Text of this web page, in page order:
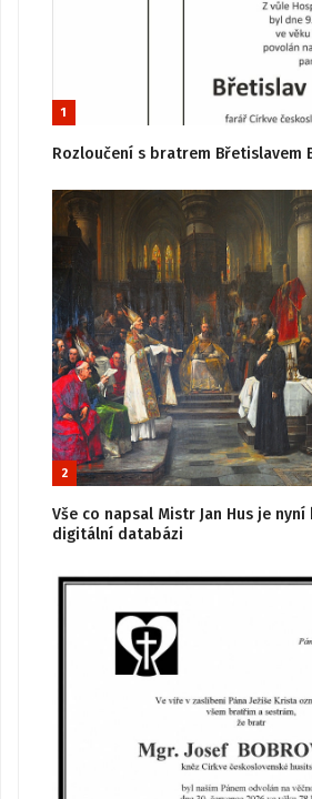
1
Rozloučení s bratrem Břetislavem
2
Vše co napsal Mistr Jan Hus je
digitální databázi